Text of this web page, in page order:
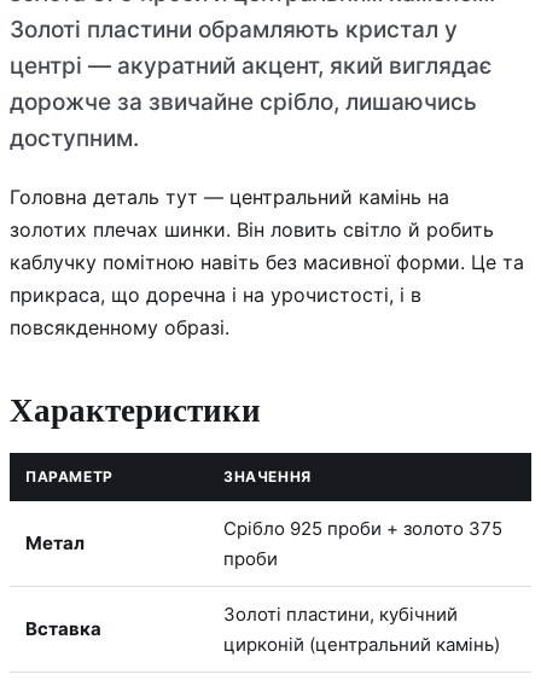
Золоті пластини обрамляють кристал у
центрі — акуратний акцент, який виглядає
дорожче за звичайне срібло, лишаючись
доступним.
Головна деталь тут — центральний камінь на
золотих плечах шинки. Він ловить світло й робить
каблучку помітною навіть без масивної форми. Це та
прикраса, що доречна і на урочистості, і в
повсякденному образі.
Характеристики
ПАРАМЕТР ЗНАЧЕННЯ
Метал
Срібло 925 проби + золото 375
проби
Вставка
Золоті пластини, кубічний
цирконій (центральний камінь)